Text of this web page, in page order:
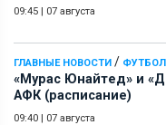
09:45 | 07 августа
ГЛАВНЫЕ НОВОСТИ / ФУТБОЛ
«Мурас Юнайтед» и
АФК (расписание)
09:40 | 07 августа